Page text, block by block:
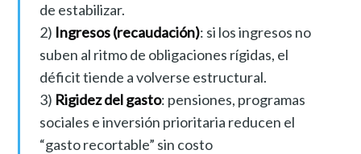
de estabilizar.
2) Ingresos (recaudación): si los ingresos no
suben al ritmo de obligaciones rígidas, el
déficit tiende a volverse estructural.
3) Rigidez del gasto: pensiones, programas
sociales e inversión prioritaria reducen el
“gasto recortable” sin costo